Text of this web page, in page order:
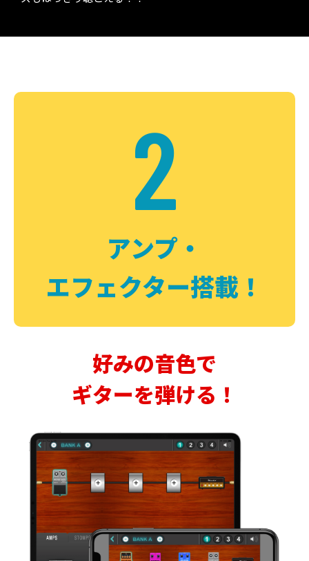
2
アンプ・
エフェクター搭載！
好みの音色で
ギターを弾ける！